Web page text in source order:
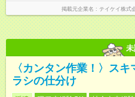
掲載元企業名 テイケイ株式
〈カンタン作業！〉ス
ラシの仕分け